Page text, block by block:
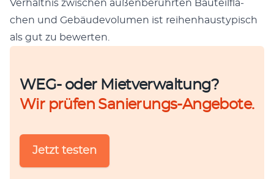
Ver­hält­nis zwi­schen außen­be­rühr­ten Bau­teil­flä­
chen und Gebäu­de­vo­lu­men ist rei­hen­haus­ty­pisch
als gut zu bewerten.
WEG- oder Mietverwaltung?
Wir prüfen Sanierungs-Angebote.
Jetzt tes­ten